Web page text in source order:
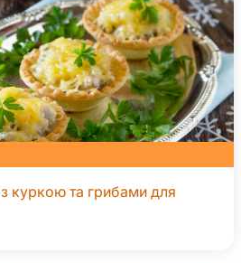
з куркою та грибами для